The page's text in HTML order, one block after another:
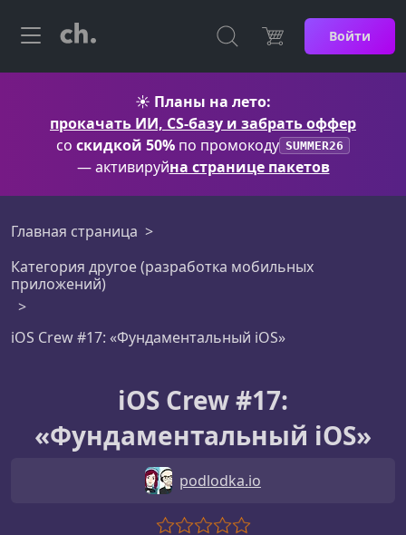
Войти
☀️ Планы на лето:
прокачать ИИ, CS-базу и забрать оффер
со скидкой 50% по промокоду SUMMER26
— активируйна странице пакетов
Главная страница
Категория другое (разработка мобильных
приложений)
iOS Crew #17: «Фундаментальный iOS»
iOS Crew #17:
«Фундаментальный iOS»
podlodka.io